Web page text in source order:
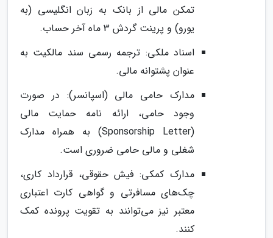
تمکن مالی از بانک به زبان انگلیسی (به
یورو) و پرینت گردش 3 ماه آخر حساب.
اسناد ملکی: ترجمه رسمی سند مالکیت به
عنوان پشتوانه مالی.
مدارک حامی مالی (اسپانسر): در صورت
وجود حامی، ارائه نامه حمایت مالی
(Sponsorship Letter) به همراه مدارک
شغلی و مالی حامی ضروری است.
مدارک کمکی: فیش حقوقی، قرارداد کاری،
چک‌های مسافرتی و گواهی کارت اعتباری
معتبر نیز می‌توانند به تقویت پرونده کمک
کنند.